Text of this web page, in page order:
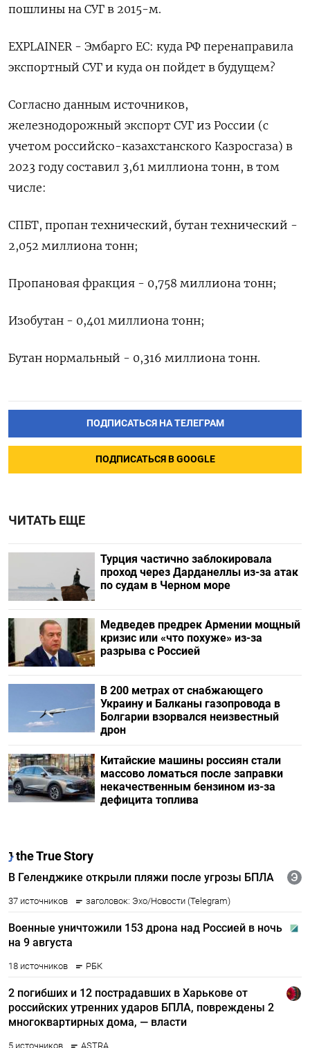
пошлины на СУГ в 2015-м.
EXPLAINER - Эмбарго ЕС: куда РФ перенаправила
экспортный СУГ и куда он пойдет в будущем?
Согласно данным источников,
железнодорожный экспорт СУГ из России (с
учетом российско-казахстанского Казросгаза) в
2023 году составил 3,61 миллиона тонн, в том
числе:
СПБТ, пропан технический, бутан технический -
2,052 миллиона тонн;
Пропановая фракция - 0,758 миллиона тонн;
Изобутан - 0,401 миллиона тонн;
Бутан нормальный - 0,316 миллиона тонн.
ПОДПИСАТЬСЯ НА ТЕЛЕГРАМ
ПОДПИСАТЬСЯ В GOOGLE
ЧИТАТЬ ЕЩЕ
Турция частично заблокировала
проход через Дарданеллы из-за атак
по судам в Черном море
Медведев предрек Армении мощный
кризис или «что похуже» из-за
разрыва с Россией
В 200 метрах от снабжающего
Украину и Балканы газопровода в
Болгарии взорвался неизвестный
дрон
Китайские машины россиян стали
массово ломаться после заправки
некачественным бензином из-за
дефицита топлива